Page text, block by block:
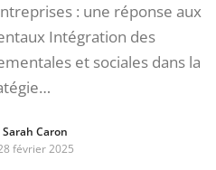
: une réponse aux
Intégration des
et sociales dans la
Sarah Caron
février 2025